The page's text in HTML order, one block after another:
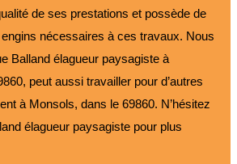
de ses prestations et possède de
nécessaires à ces travaux. Nous
Balland élagueur paysagiste à
peut aussi travailler pour d’autres
à Monsols, dans le 69860. N’hésitez
élagueur paysagiste pour plus